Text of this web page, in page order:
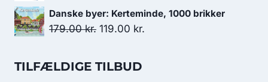
179.00 kr.. 119.00 kr..
oprindelige
pris
aktuelle
Danske byer: Kerteminde, 1000 brikker
179.00kr. Den
pris
119.00 kr.
TILFÆLDIGE TILBUD